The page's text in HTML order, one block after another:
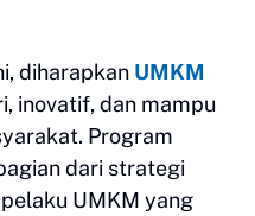
diharapkan UMKM
inovatif, dan mampu
Program
dari strategi
UMKM yang